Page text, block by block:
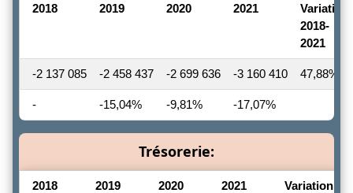
2018 2019 2020 2021
Variation
2018-
2021
-2 137 085 -2 458 437 -2 699 636 -3 160 410 47,88%
- -15,04% -9,81% -17,07%
Trésorerie:
2018 2019 2020 2021
Variation